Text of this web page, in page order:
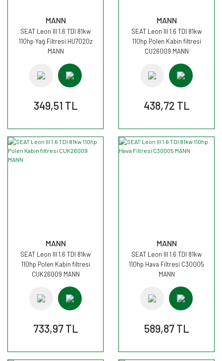
MANN
SEAT Leon III 1.6 TDI 81kw
110hp Yağ Filtresi HU7020z
MANN
349,51 TL
MANN
SEAT Leon III 1.6 TDI 81kw
110hp Polen Kabin filtresi
CU26009 MANN
438,72 TL
MANN
SEAT Leon III 1.6 TDI 81kw
110hp Polen Kabin filtresi
CUK26009 MANN
733,97 TL
MANN
SEAT Leon III 1.6 TDI 81kw
110hp Hava Filtresi C30005
MANN
589,87 TL